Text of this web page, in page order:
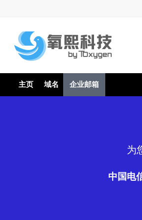
主页 域名 企业邮箱
为
中国电